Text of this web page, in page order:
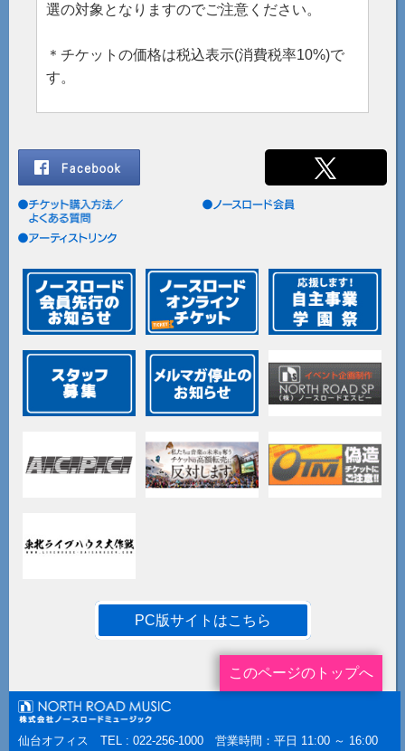
選の対象となりますのでご注意ください。
＊チケットの価格は税込表示(消費税率10%)で
す。
PC版サイトはこちら
このページのトップへ
仙台オフィス TEL : 022-256-1000 営業時間：平日 11:00 ～ 16:00